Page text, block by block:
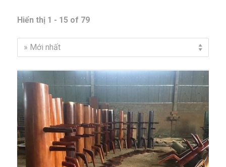
Hiển thị 1 - 15 of 79
» Mới nhất